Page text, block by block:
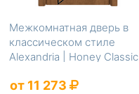
Межкомнатная дверь в
классическом стиле
Alexandria | Honey Classic
от 11 273